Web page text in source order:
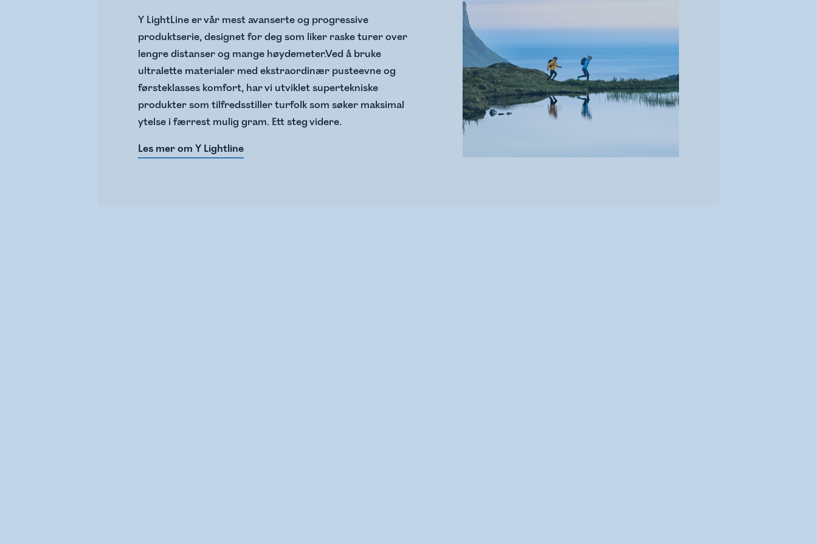
Y LightLine er vår mest avanserte og progressive
produktserie, designet for deg som liker raske turer over
lengre distanser og mange høydemeter.​ Ved å bruke
ultralette materialer med ekstraordinær pusteevne og
førsteklasses komfort, har vi utviklet supertekniske
produkter som tilfredsstiller turfolk som søker maksimal
ytelse i færrest mulig gram. Ett steg videre.
Les mer om Y Lightline